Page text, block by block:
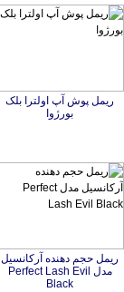
ریمل پوش آپ اولترا بلک
بورژوا
ریمل حجم دهنده آرکانسیل
مدل Perfect Lash Evil
Black